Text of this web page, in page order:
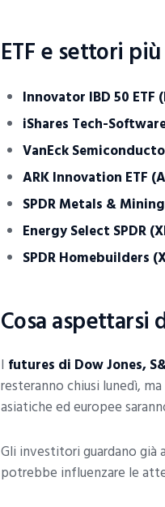
ETF e settori
Innovator IBD 50 ETF
iShares Tech-
VanEck
ARK Innovation ETF
SPDR Metals &
Energy Select SPDR
SPDR Homebuilders
Cosa aspettarsi
I futures di Dow Jones,
resteranno chiusi lunedì,
asiatiche ed europee
Gli investitori guardano già
potrebbe influenzare le